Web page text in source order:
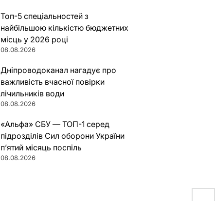
Топ-5 спеціальностей з
найбільшою кількістю бюджетних
місць у 2026 році
08.08.2026
Дніпроводоканал нагадує про
важливість вчасної повірки
лічильників води
08.08.2026
«Альфа» СБУ — ТОП-1 серед
підрозділів Сил оборони України
п’ятий місяць поспіль
08.08.2026